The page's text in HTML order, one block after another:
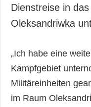
Dienstreise in
Oleksandriwka
„Ich habe eine
Kampfgebiet
Militäreinheiten
im Raum